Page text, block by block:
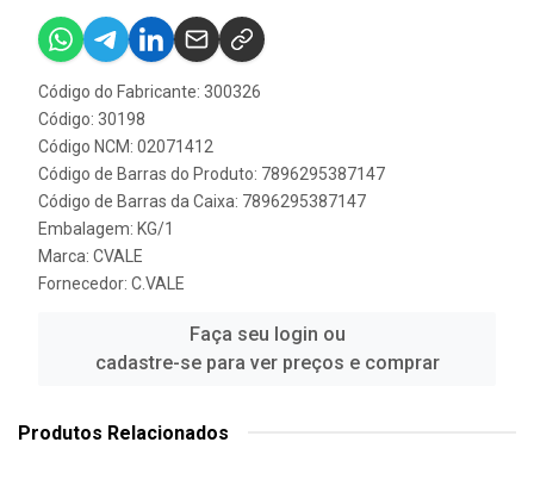
Código do Fabricante: 300326
Código: 30198
Código NCM: 02071412
Código de Barras do Produto: 7896295387147
Código de Barras da Caixa: 7896295387147
Embalagem: KG/1
Marca: CVALE
Fornecedor: C.VALE
Faça seu login ou
cadastre-se para ver preços e comprar
Produtos Relacionados